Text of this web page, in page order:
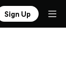
Sign Up